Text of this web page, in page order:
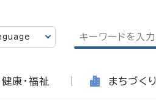
健康・福祉 まちづくり